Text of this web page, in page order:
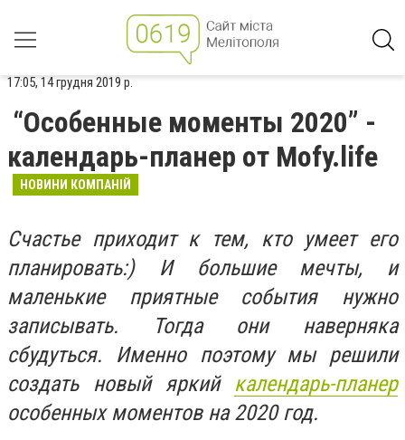
17:05, 14 грудня 2019 р.
“Особенные моменты 2020” -
календарь-планер от Mofy.life
НОВИНИ КОМПАНІЙ
Счастье приходит к тем, кто умеет его
планировать:) И большие мечты, и
маленькие приятные события нужно
записывать. Тогда они наверняка
сбудуться. Именно поэтому мы решили
создать новый яркий календарь-планер
особенных моментов на 2020 год.